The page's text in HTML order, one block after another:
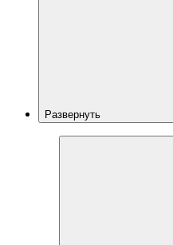
Развернуть